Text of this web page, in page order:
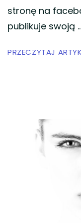
stronę na
publikuje swoją
PRZECZYTAJ